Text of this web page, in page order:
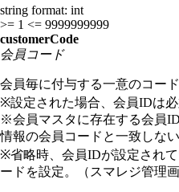
string format: int
>= 1 <= 9999999999
customerCode
会員コード
会員毎に付与する一意のコード
※設定された場合、会員IDは必
※会員マスタに存在する会員
情報の会員コードと一致しない
※省略時、会員IDが設定され
ードを設定。（スマレジ管理画